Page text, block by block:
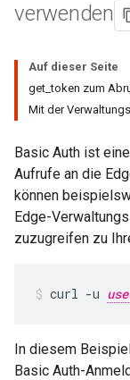
verwenden
Auf dieser Seite
get_token zum
Mit der
Basic Auth ist
Aufrufe an die
können
Edge-
zuzugreifen zu
curl -u
In diesem
Basic Auth-